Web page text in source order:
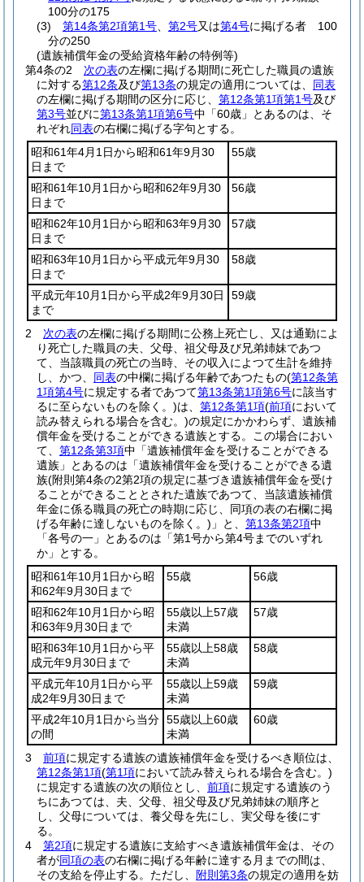
100分の175
(3)
第14条第2項第1号 第2号又は第4号に掲げる者 100
分の250
(遺族補償年金の受給資格年齢の特例等)
第4条の2
次の表の左欄に掲げる期間に死亡した職員の遺族
に対する第12条及び第13条の規定の適用については、 同表
の左欄に掲げる期間の区分に応じ、 第12条第1項第1号及び
第3号並びに第13条第1項第6号中「60歳」とあるのは、そ
れぞれ同表の右欄に掲げる字句とする。
昭和61年4月1日から昭和61年9月30
日まで
55歳
昭和61年10月1日から昭和62年9月30
日まで
56歳
昭和62年10月1日から昭和63年9月30
日まで
57歳
昭和63年10月1日から平成元年9月30
日まで
58歳
平成元年10月1日から平成2年9月30日
まで
59歳
2 次の表の左欄に掲げる期間に公務上死亡し、又は通勤によ
り死亡した職員の夫、父母、祖父母及び兄弟姉妹であつ
て、当該職員の死亡の当時、その収入によつて生計を維持
し、かつ、 同表の中欄に掲げる年齢であつたもの(第12条第
1項第4号に規定する者であつて第13条第1項第6号に該当す
るに至らないものを除く。)は、 第12条第1項(前項において
読み替えられる場合を含む。)の規定にかかわらず、遺族補
償年金を受けることができる遺族とする。
この場合におい
て、 第12条第3項中「遺族補償年金を受けることができる
遺族」とあるのは「遺族補償年金を受けることができる遺
族(附則第4条の2第2項の規定に基づき遺族補償年金を受け
ることができることとされた遺族であつて、当該遺族補償
年金に係る職員の死亡の時期に応じ、同項の表の右欄に掲
げる年齢に達しないものを除く。) 」と、 第13条第2項中
「各号の一」とあるのは「第1号から第4号までのいずれ
か」とする。
昭和61年10月1日から昭
和62年9月30日まで
55歳 56歳
昭和62年10月1日から昭
和63年9月30日まで
55歳以上57歳
未満
57歳
昭和63年10月1日から平
成元年9月30日まで
55歳以上58歳
未満
58歳
平成元年10月1日から平
成2年9月30日まで
55歳以上59歳
未満
59歳
平成2年10月1日から当分
の間
55歳以上60歳
未満
60歳
3 前項に規定する遺族の遺族補償年金を受けるべき順位は、
第12条第1項(第1項において読み替えられる場合を含む。)
に規定する遺族の次の順位とし、 前項に規定する遺族のう
ちにあつては、夫、父母、祖父母及び兄弟姉妹の順序と
し、父母については、養父母を先にし、実父母を後にす
る。
4
第2項に規定する遺族に支給すべき遺族補償年金は、その
者が同項の表の右欄に掲げる年齢に達する月までの間は、
その支給を停止する。 ただし、 附則第3条の規定の適用を妨